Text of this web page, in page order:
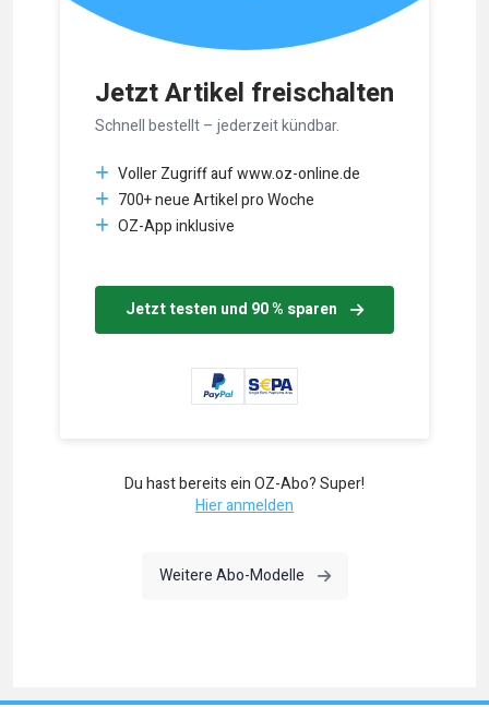
Jetzt Artikel freischalten
Schnell bestellt – jederzeit kündbar.
Voller Zugriff auf www.oz-online.de
700+ neue Artikel pro Woche
OZ-App inklusive
Jetzt testen und 90 % sparen
Du hast bereits ein OZ-Abo? Super!
Hier anmelden
Weitere Abo-Modelle